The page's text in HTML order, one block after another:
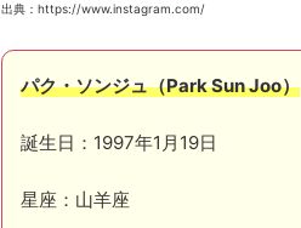
出典：https://www.instagram.com/
パク・ソンジュ（Park Sun Joo）
誕生日：1997年1月19日
星座：山羊座